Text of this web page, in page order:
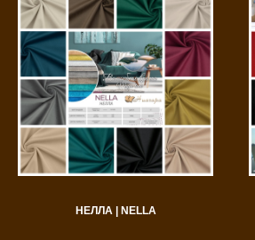
НЕЛЛА | NELLA